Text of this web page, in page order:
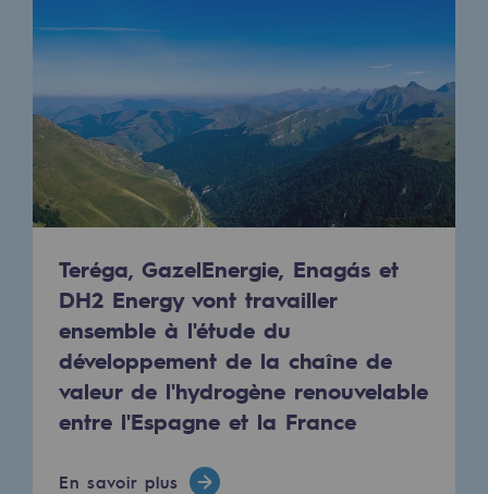
Décarbonation : une priorité
Limitation des émissions atmosphériques
Gestion de l'énergie
Préservation de la biodiversité
Gestion des impacts
Responsabilité sociale et territoriale
Responsabilité sociale et
Energiz Mouv
Energiz Mouv
Le programme social et territorial de
Territorial
Teréga, GazelEnergie, Enagás et
DH2 Energy vont travailler
ensemble à l'étude du
développement de la chaîne de
valeur de l'hydrogène renouvelable
entre l'Espagne et la France
En savoir plus